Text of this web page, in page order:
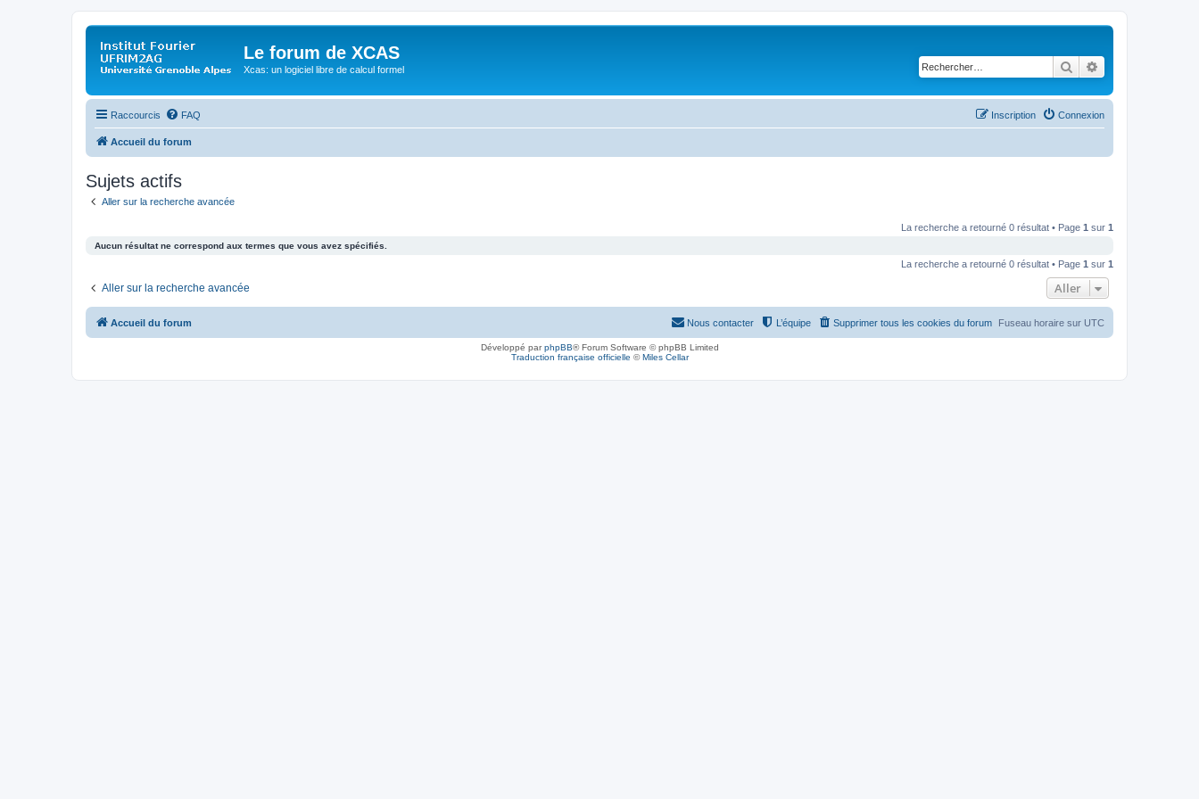
Le forum de XCAS
Xcas: un logiciel libre de calcul formel Rechercher
Raccourcis FAQ Connexion
Inscription
Accueil du forum
Sujets actifs
Aller sur la recherche avancée
La recherche a retourné 0 résultat • Page 1 sur 1
Aucun résultat ne correspond aux termes que vous avez spécifiés.
La recherche a retourné 0 résultat • Page 1 sur 1
Aller sur la recherche avancée Aller
Accueil du forum Fuseau horaire sur UTC
Supprimer tous les cookies du forum
L’équipe
Nous contacter
Développé parphpBB® Forum Software © phpBB Limited
Traduction française officielle ©Miles Cellar